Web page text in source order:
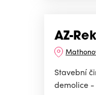
AZ-
Stavební
demolice